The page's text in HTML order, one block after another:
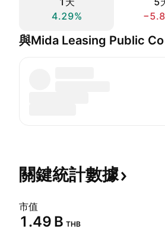
4.29%
與Mida Leasing Public
關鍵統計數據
市值
‪1.49 B‬ THB